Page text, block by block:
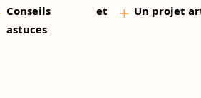
Conseils et
astuces
+ Un projet